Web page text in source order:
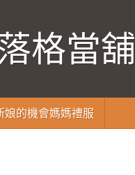
格當舖
娘的機會媽媽禮服